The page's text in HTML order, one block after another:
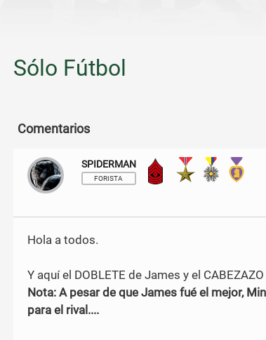
Sólo Fútbol
Comentarios
SPIDERMAN
FORISTA
Sargento Mayor
Hola a todos.
Y aquí el DOBLETE de James y el
Nota: A pesar de que James fué el mejor,
para el rival....